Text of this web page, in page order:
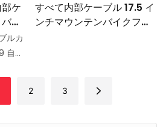
ケ
ー
フ
ルカ
自転
られ
すべて内部ケーブル 17.5 イ
ンチマウンテンバイクフレ
2 3